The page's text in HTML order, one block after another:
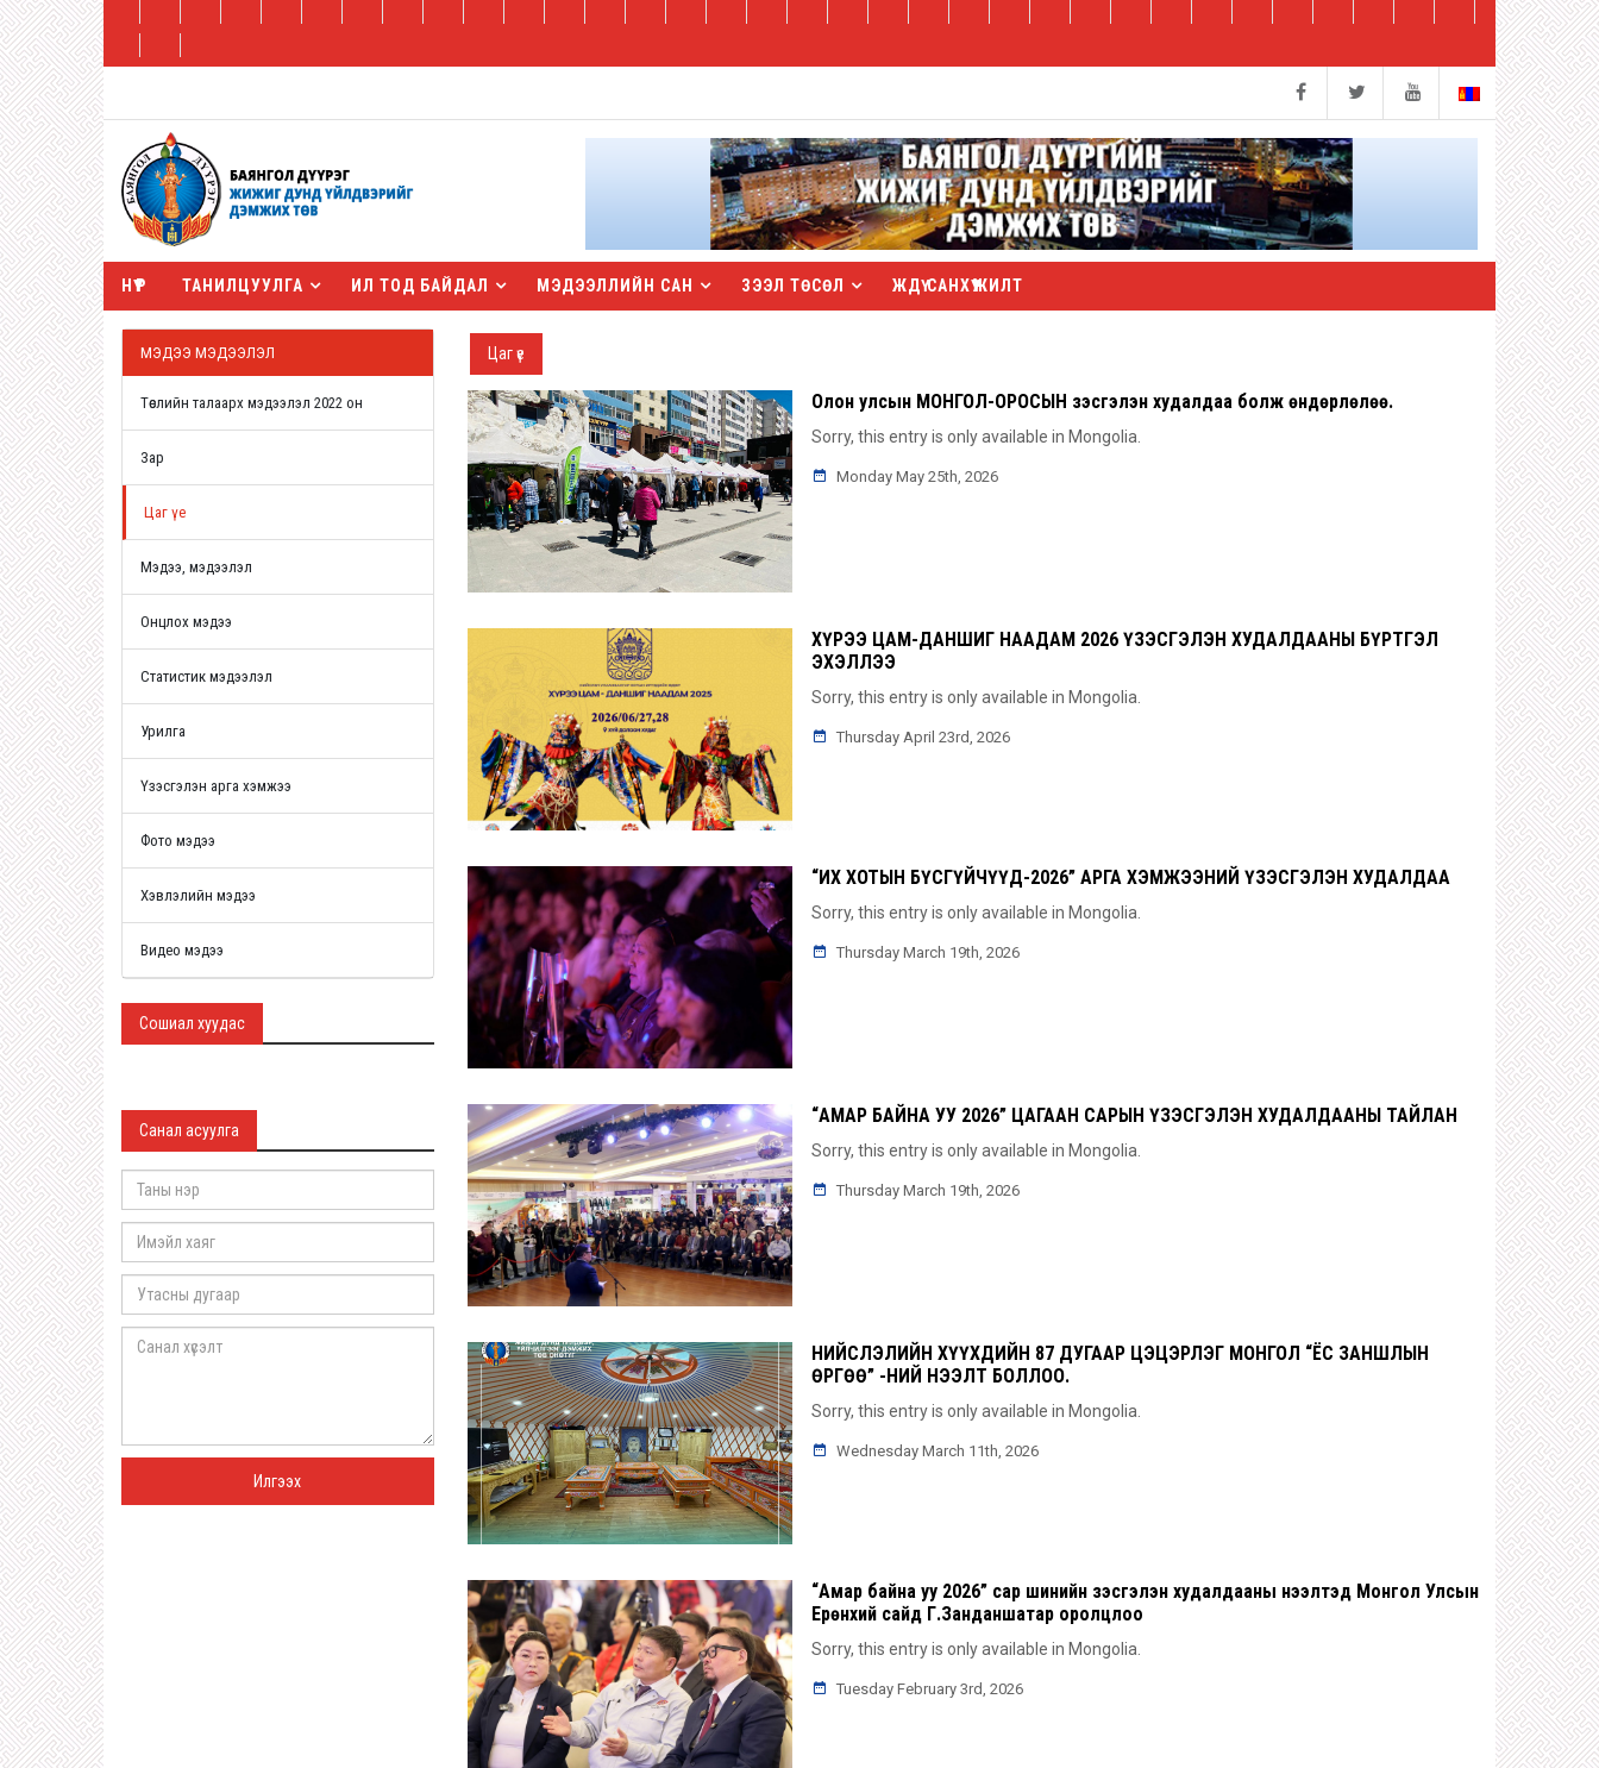
НҮҮР ТАНИЛЦУУЛГА ИЛ ТОД БАЙДАЛ МЭДЭЭЛЛИЙН САН ЗЭЭЛ ТӨСӨЛ ЖДҮ САНХҮҮЖИЛТ
МЭДЭЭ МЭДЭЭЛЭЛ
Төслийн талаарх мэдээлэл 2022 он
Зар
Цаг үе
Мэдээ, мэдээлэл
Онцлох мэдээ
Статистик мэдээлэл
Урилга
Үзэсгэлэн арга хэмжээ
Фото мэдээ
Хэвлэлийн мэдээ
Видео мэдээ
Сошиал хуудас
Санал асуулга
Цаг үе
Олон улсын МОНГОЛ-ОРОСЫН үзэсгэлэн худалдаа болж өндөрлөлөө.
Sorry, this entry is only available in Mongolia.
Monday May 25th, 2026
ХҮРЭЭ ЦАМ-ДАНШИГ НААДАМ 2026 ҮЗЭСГЭЛЭН ХУДАЛДААНЫ БҮРТГЭЛ
ЭХЭЛЛЭЭ
Sorry, this entry is only available in Mongolia.
Thursday April 23rd, 2026
“ИХ ХОТЫН БҮСГҮЙЧҮҮД-2026” АРГА ХЭМЖЭЭНИЙ ҮЗЭСГЭЛЭН ХУДАЛДАА
Sorry, this entry is only available in Mongolia.
Thursday March 19th, 2026
“АМАР БАЙНА УУ 2026” ЦАГААН САРЫН ҮЗЭСГЭЛЭН ХУДАЛДААНЫ ТАЙЛАН
Sorry, this entry is only available in Mongolia.
Thursday March 19th, 2026
НИЙСЛЭЛИЙН ХҮҮХДИЙН 87 ДУГААР ЦЭЦЭРЛЭГ МОНГОЛ “ЁС ЗАНШЛЫН
ӨРГӨӨ” -НИЙ НЭЭЛТ БОЛЛОО.
Sorry, this entry is only available in Mongolia.
Wednesday March 11th, 2026
“Амар байна уу 2026” сар шинийн үзэсгэлэн худалдааны нээлтэд Монгол Улсын
Ерөнхий сайд Г.Занданшатар оролцлоо
Sorry, this entry is only available in Mongolia.
Tuesday February 3rd, 2026